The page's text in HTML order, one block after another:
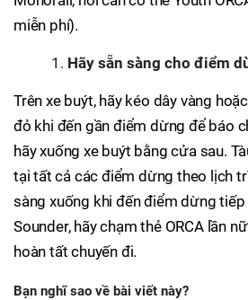
miễn phí).
Hãy sẵn sàng cho điểm
Trên xe buýt, hãy kéo dây vàng
đỏ khi đến gần điểm dừng để báo
hãy xuống xe buýt bằng cửa sau.
tại tất cả các điểm dừng theo lịch
sàng xuống khi đến điểm dừng
Sounder, hãy chạm thẻ ORCA lần
hoàn tất chuyến đi.
Bạn nghĩ sao về bài viết này?